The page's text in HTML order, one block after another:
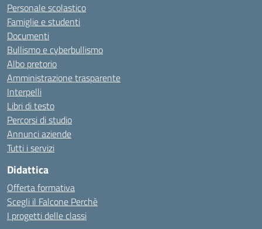
Personale scolastico
Famiglie e studenti
Documenti
Bullismo e cyberbullismo
Albo pretorio
Amministrazione trasparente
Interpelli
Libri di testo
Percorsi di studio
Annunci aziende
Tutti i servizi
Didattica
Offerta formativa
Scegli il Falcone Perchè
I progetti delle classi